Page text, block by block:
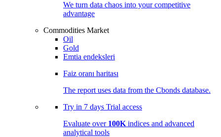
We turn data chaos into your competitive
advantage
Commodities Market
Oil
Gold
Emtia endeksleri
Faiz oranı haritası
The report uses data from the Cbonds database.
Try in 7 days Trial access
Evaluate over 100K indices and advanced
analytical tools